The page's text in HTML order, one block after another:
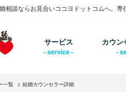
相談ならお見合いココヨドットコムへ。専
サービス カウン
一覧 結婚カウンセラー詳細